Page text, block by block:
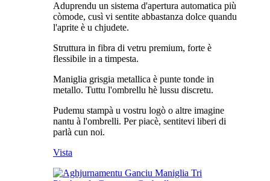
Aduprendu un sistema d'apertura automatica più
còmode, cusì vi sentite abbastanza dolce quandu
l'aprite è u chjudete.
Struttura in fibra di vetru premium, forte è
flessibile in a timpesta.
Maniglia grisgia metallica è punte tonde in
metallo. Tuttu l'ombrellu hè lussu discretu.
Pudemu stampà u vostru logò o altre imagine
nantu à l'ombrelli. Per piacè, sentitevi liberi di
parlà cun noi.
Vista